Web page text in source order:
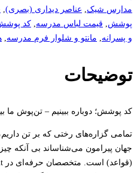
مدارس شیک, عناصر دیداری (بصری),
پوشش, قیمت لباس مدرسه, کد
و پسرانه, مانتو و شلوار فرم مدرسه,
توضیحات
کد پوشش؛ دوباره ببینیم – تن‌پوش ما
تمامی گزاره‌های رختی که بر تن
جهان پیرامون می‌شناساند بی آنکه